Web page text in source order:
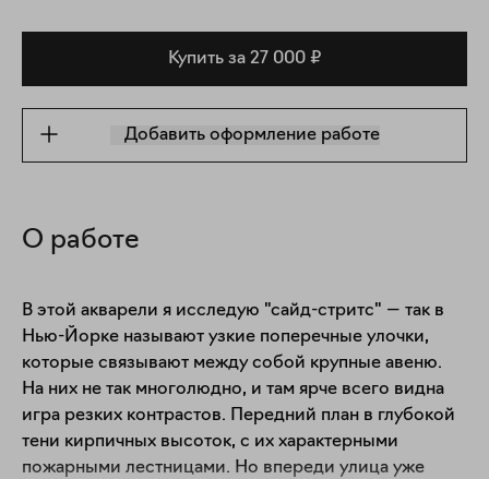
Купить за 27 000 ₽
Добавить оформление работе
О работе
В этой акварели я исследую "сайд-стритс" — так в
Нью-Йорке называют узкие поперечные улочки,
которые связывают между собой крупные авеню.
На них не так многолюдно, и там ярче всего видна
игра резких контрастов. Передний план в глубокой
тени кирпичных высоток, с их характерными
пожарными лестницами. Но впереди улица уже